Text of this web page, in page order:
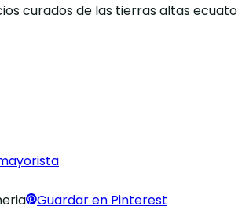
curados de las tierras altas
Guardar en Pinterest